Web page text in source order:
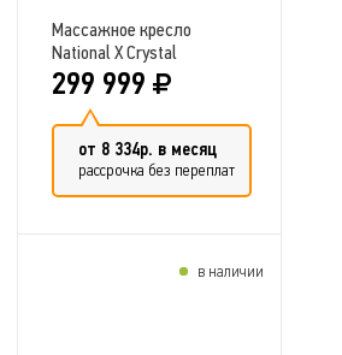
Массажное кресло
National X Crystal
299 999
от 8 334р. в месяц
рассрочка без переплат
в наличии